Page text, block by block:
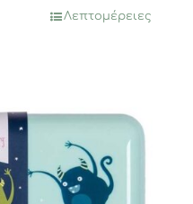
Λεπτομέρειες